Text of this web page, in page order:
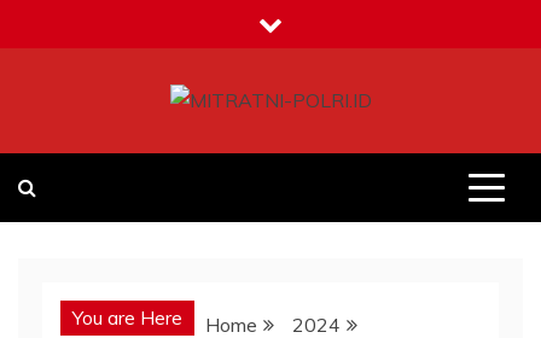
to
You are Here Home
2024